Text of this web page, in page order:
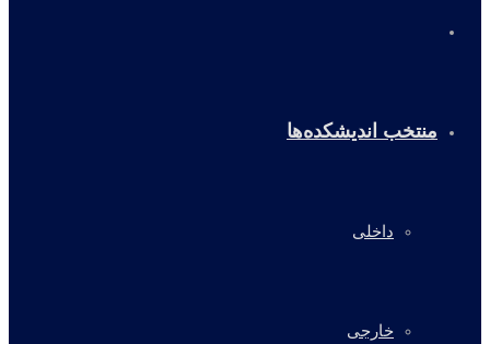
منتخب اندیشکده‌ها
داخلی
خارجی